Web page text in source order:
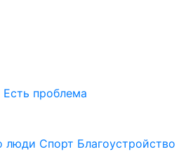
Есть проблема
люди Спорт Благоустройство